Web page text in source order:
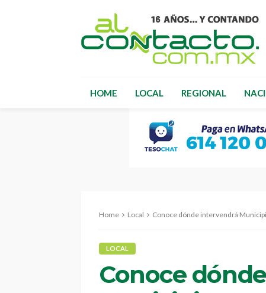
HOME LOCAL REGIONAL
Home Local Conoce dónde intervendrá
LOCAL
Conoce